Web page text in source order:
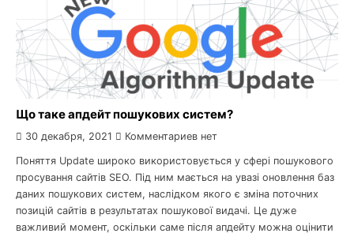
Що таке апдейт пошукових систем?
30 декабря, 2021 Комментариев нет
Поняття Update широко використовується у сфері пошукового
просування сайтів SEO. Під ним мається на увазі оновлення баз
даних пошукових систем, наслідком якого є зміна поточних
позицій сайтів в результатах пошукової видачі. Це дуже
важливий момент, оскільки саме після апдейту можна оцінити